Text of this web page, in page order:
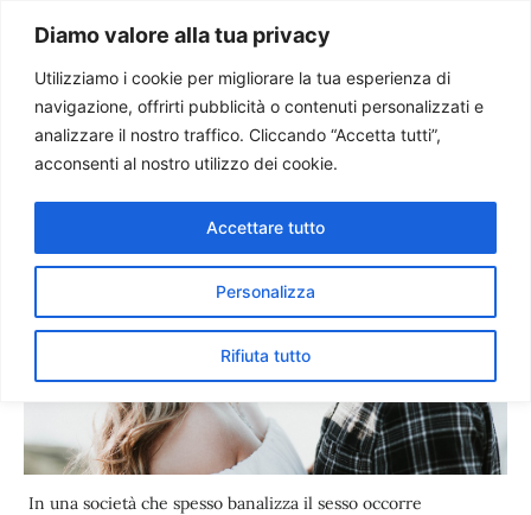
Diamo valore alla tua privacy
Utilizziamo i cookie per migliorare la tua esperienza di
navigazione, offrirti pubblicità o contenuti personalizzati e
analizzare il nostro traffico. Cliccando “Accetta tutti”,
acconsenti al nostro utilizzo dei cookie.
Personalizza
Rifiuta tutto
Accettare tutto
Paolo Ondarza
Il vero alfabeto del sesso
In una società che spesso banalizza il sesso occorre